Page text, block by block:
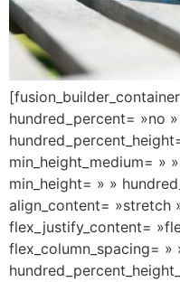
hundred_percent= »no »
min_height_medium= »
min_height= » »
align_content= »stretch
flex_justify_content=
flex_column_spacing= »